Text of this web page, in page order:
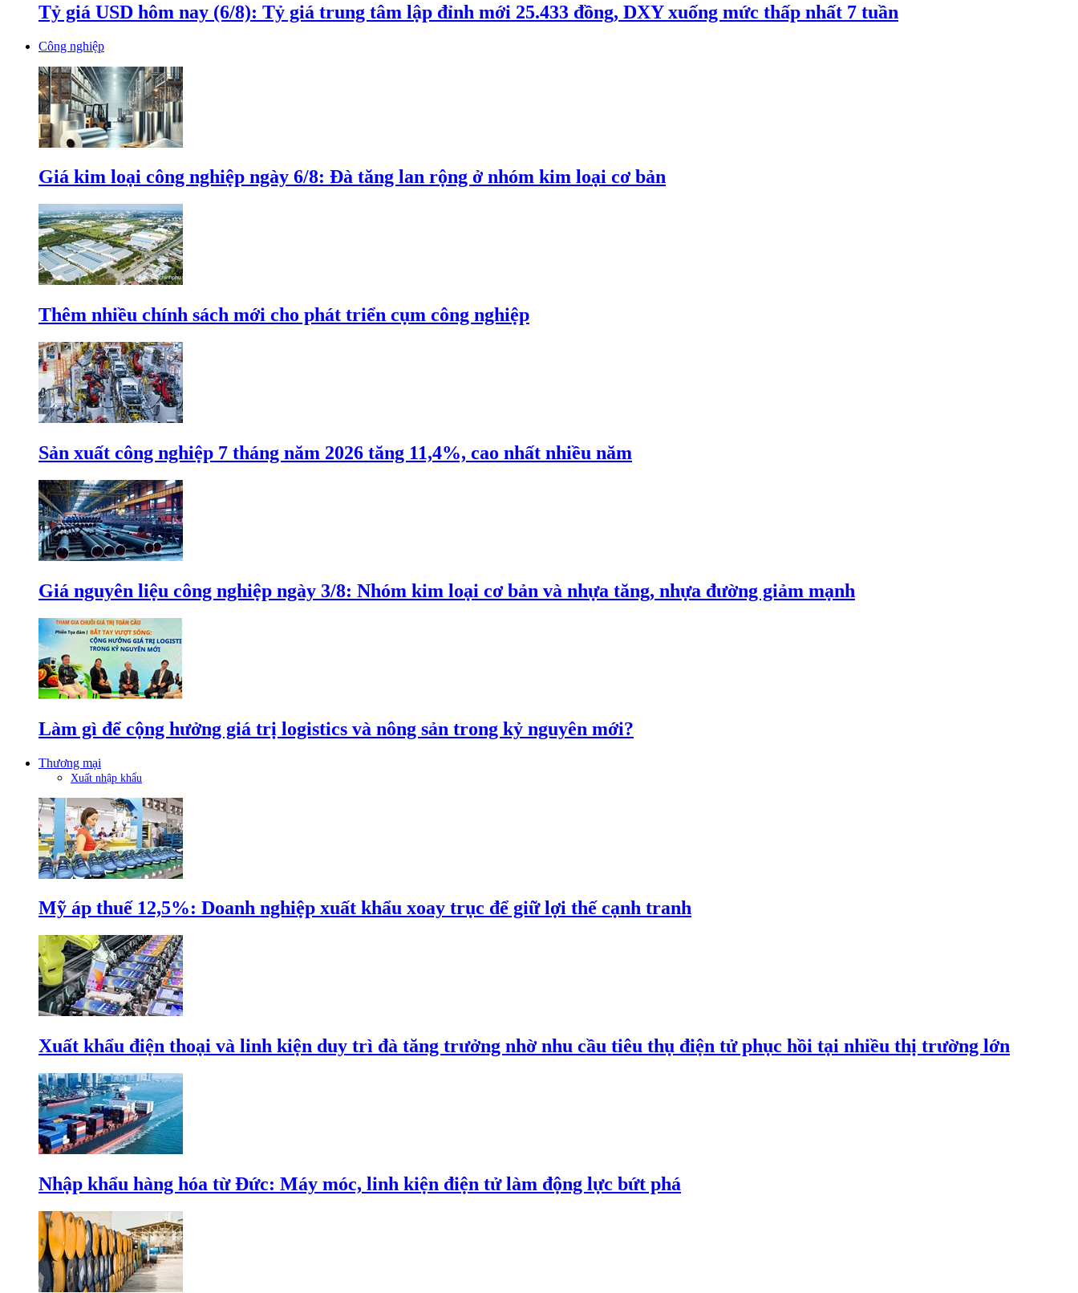
Tỷ giá USD hôm nay (6/8): Tỷ giá trung tâm lập đỉnh mới 25.433 đồng, DXY xuống mức thấp nhất 7 tuần
Công nghiệp
Giá kim loại công nghiệp ngày 6/8: Đà tăng lan rộng ở nhóm kim loại cơ bản
Thêm nhiều chính sách mới cho phát triển cụm công nghiệp
Sản xuất công nghiệp 7 tháng năm 2026 tăng 11,4%, cao nhất nhiều năm
Giá nguyên liệu công nghiệp ngày 3/8: Nhóm kim loại cơ bản và nhựa tăng, nhựa đường giảm mạnh
Làm gì để cộng hưởng giá trị logistics và nông sản trong kỷ nguyên mới?
Thương mại
Xuất nhập khẩu
Mỹ áp thuế 12,5%: Doanh nghiệp xuất khẩu xoay trục để giữ lợi thế cạnh tranh
Xuất khẩu điện thoại và linh kiện duy trì đà tăng trưởng nhờ nhu cầu tiêu thụ điện tử phục hồi tại nhiều thị trường lớn
Nhập khẩu hàng hóa từ Đức: Máy móc, linh kiện điện tử làm động lực bứt phá